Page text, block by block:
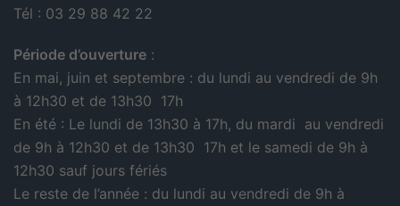
Tél : 03 29 88 42 22
Période d’ouverture :
En mai, juin et septembre : du lundi au vendredi de 9h
à 12h30 et de 13h30 17h
En été : Le lundi de 13h30 à 17h, du mardi au vendredi
de 9h à 12h30 et de 13h30 17h et le samedi de 9h à
12h30 sauf jours fériés
Le reste de l’année : du lundi au vendredi de 9h à